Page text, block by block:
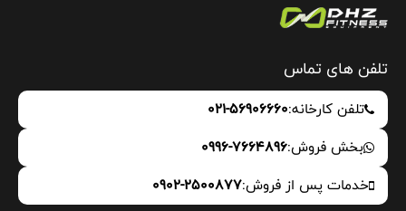
تلفن های تماس
تلفن کارخانه:021-56906660
بخش فروش:0996-7664896
خدمات پس از فروش:0902-2500877